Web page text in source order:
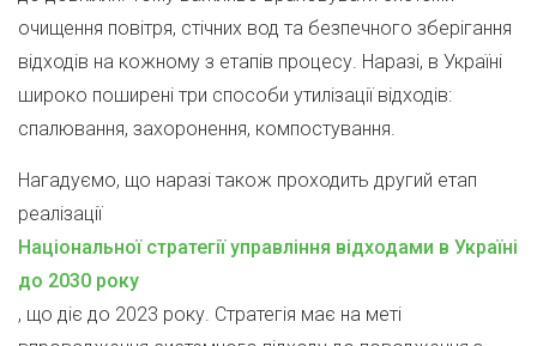
очищення повітря, стічних вод та безпечного зберігання
відходів на кожному з етапів процесу. Наразі, в Україні
широко поширені три способи утилізації відходів:
спалювання, захоронення, компостування.
Нагадуємо, що наразі також проходить другий етап
реалізації
Національної стратегії управління відходами в Україні
до 2030 року
, що діє до 2023 року. Стратегія має на меті